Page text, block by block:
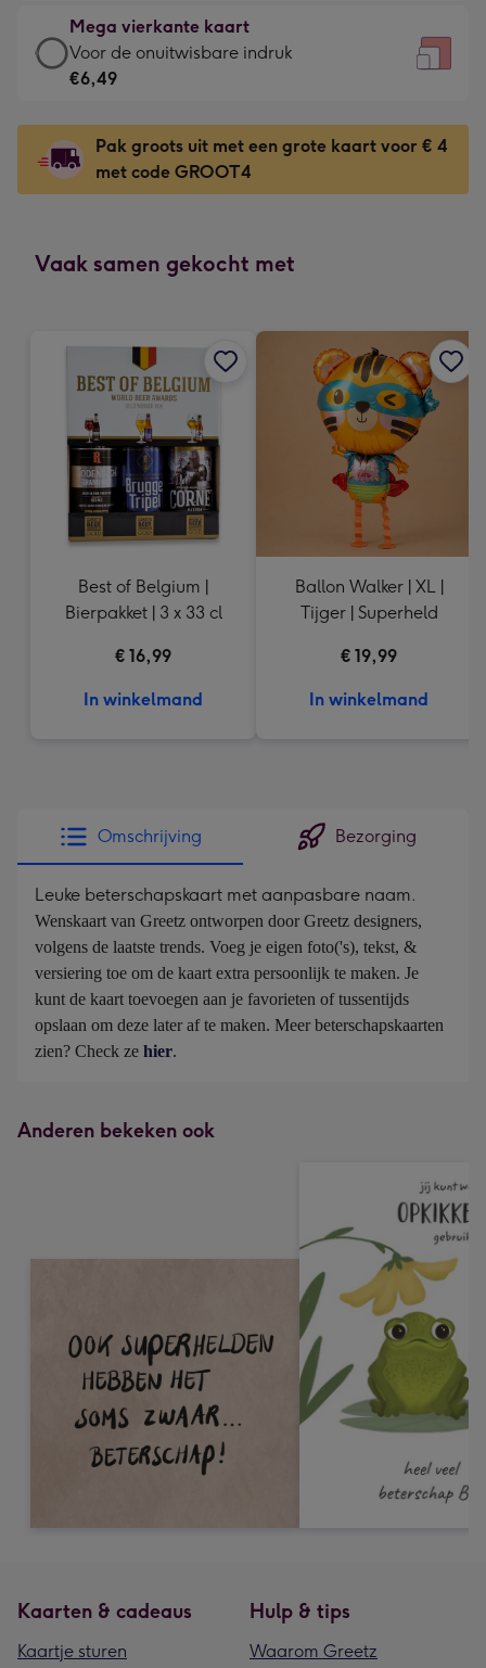
kleine
gelukwens
-
130
x
130
mm
-
€4,79
-
Meest
-
Dimensions:
167
mm
Mega vierkante kaart
Mega
vierkante
-
€6,49
-
onuitwisbare
240
mm
Voor de onuitwisbare indruk
€6,49
Pak groots uit met een grote kaart voor € 4
met code GROOT4
Vaak samen gekocht met
Best of Belgium |
Bierpakket | 3 x 33 cl
€ 16,99
In winkelmand
Ballon Walker | XL |
Tijger | Superheld
€ 19,99
In winkelmand
Omschrijving Bezorging
Leuke beterschapskaart met aanpasbare naam.
Wenskaart van Greetz ontworpen door Greetz designers,
volgens de laatste trends. Voeg je eigen foto('s), tekst, &
versiering toe om de kaart extra persoonlijk te maken. Je
kunt de kaart toevoegen aan je favorieten of tussentijds
opslaan om deze later af te maken. Meer beterschapskaarten
zien? Check ze hier.
Anderen bekeken ook
Kaarten & cadeaus
Kaartje sturen
Hulp & tips
Waarom Greetz